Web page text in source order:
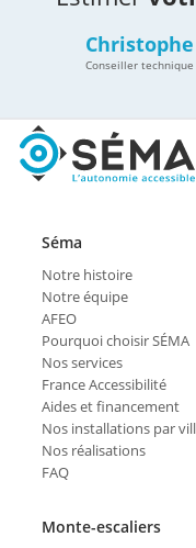
Christophe
Conseiller technique
Séma
Notre histoire
Notre équipe
AFEO
Pourquoi choisir SÉMA
Nos services
France Accessibilité
Aides et financement
Nos installations par
Nos réalisations
FAQ
Monte-escaliers